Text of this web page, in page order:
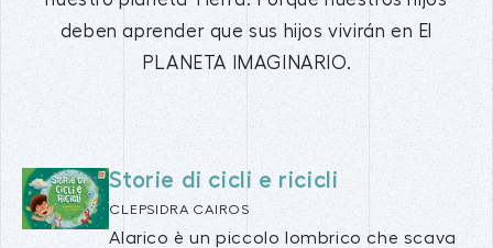
deben aprender que sus hijos vivirán en El
PLANETA IMAGINARIO.
Storie di cicli e ricicli
CLEPSIDRA CAIROS
Alarico è un piccolo lombrico che scava